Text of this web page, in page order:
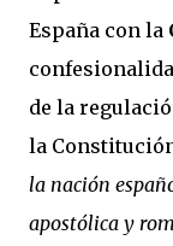
España con la
de la
la
la nación
apostólica y